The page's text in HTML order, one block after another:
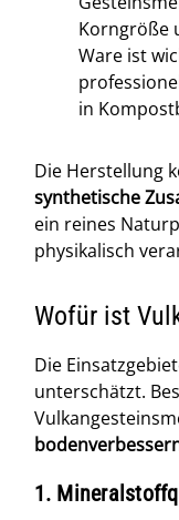
Korngröße
Ware ist
in
Die Herstellung
synthetische
ein reines
physikalisch
Wofür ist
Die
unterschätzt.
1.